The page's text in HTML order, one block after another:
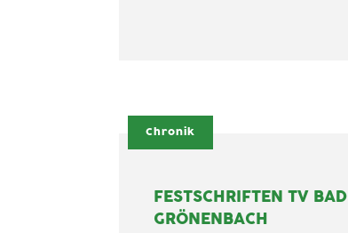
Chronik
FESTSCHRIFTEN TV BAD
GRÖNENBACH